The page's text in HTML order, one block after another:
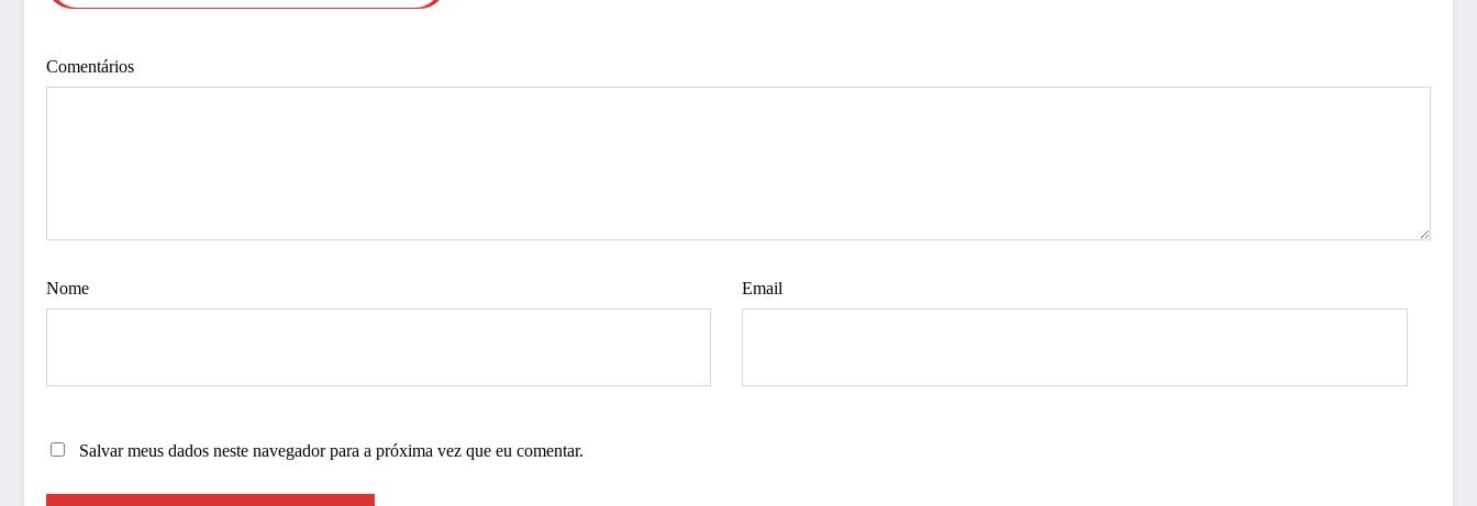
Comentários
Nome Email
Salvar meus dados neste navegador para a próxima vez que eu comentar.